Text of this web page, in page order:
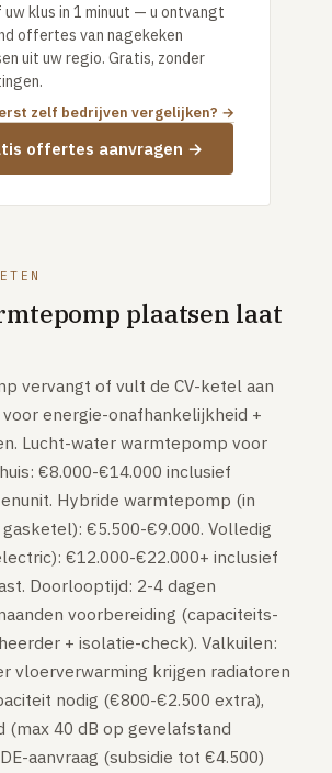
uw klus in 1 minuut — u ontvangt
offertes van nagekeken
uit uw regio. Gratis, zonder
zelf bedrijven vergelijken? →
offertes aanvragen →
plaatsen laat
vervangt of vult de CV-ketel aan
energie-onafhankelijkheid +
Lucht-water warmtepomp voor
€8.000-€14.000 inclusief
Hybride warmtepomp (in
€5.500-€9.000. Volledig
€12.000-€22.000+ inclusief
Doorlooptijd: 2-4 dagen
voorbereiding (capaciteits-
+ isolatie-check). Valkuilen:
vloerverwarming krijgen radiatoren
nodig (€800-€2.500 extra),
(max 40 dB op gevelafstand
aanvraag (subsidie tot €4.500)